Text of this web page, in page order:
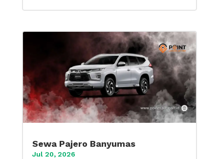
Sewa Pajero Banyumas
Jul 20, 2026